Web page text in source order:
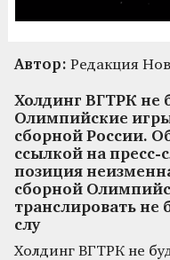
Автор: Редакция
Холдинг ВГТРК не
Олимпийские игры
сборной России.
ссылкой на
позиция
сборной
транслировать не
слу
Холдинг ВГТРК не